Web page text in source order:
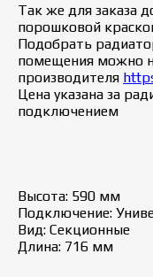
Так же для заказа
порошковой
Подобрать
помещения можно
производителя
Цена указана за
подключением
Высота: 590 мм
Подключение:
Вид: Секционные
Длина: 716 мм